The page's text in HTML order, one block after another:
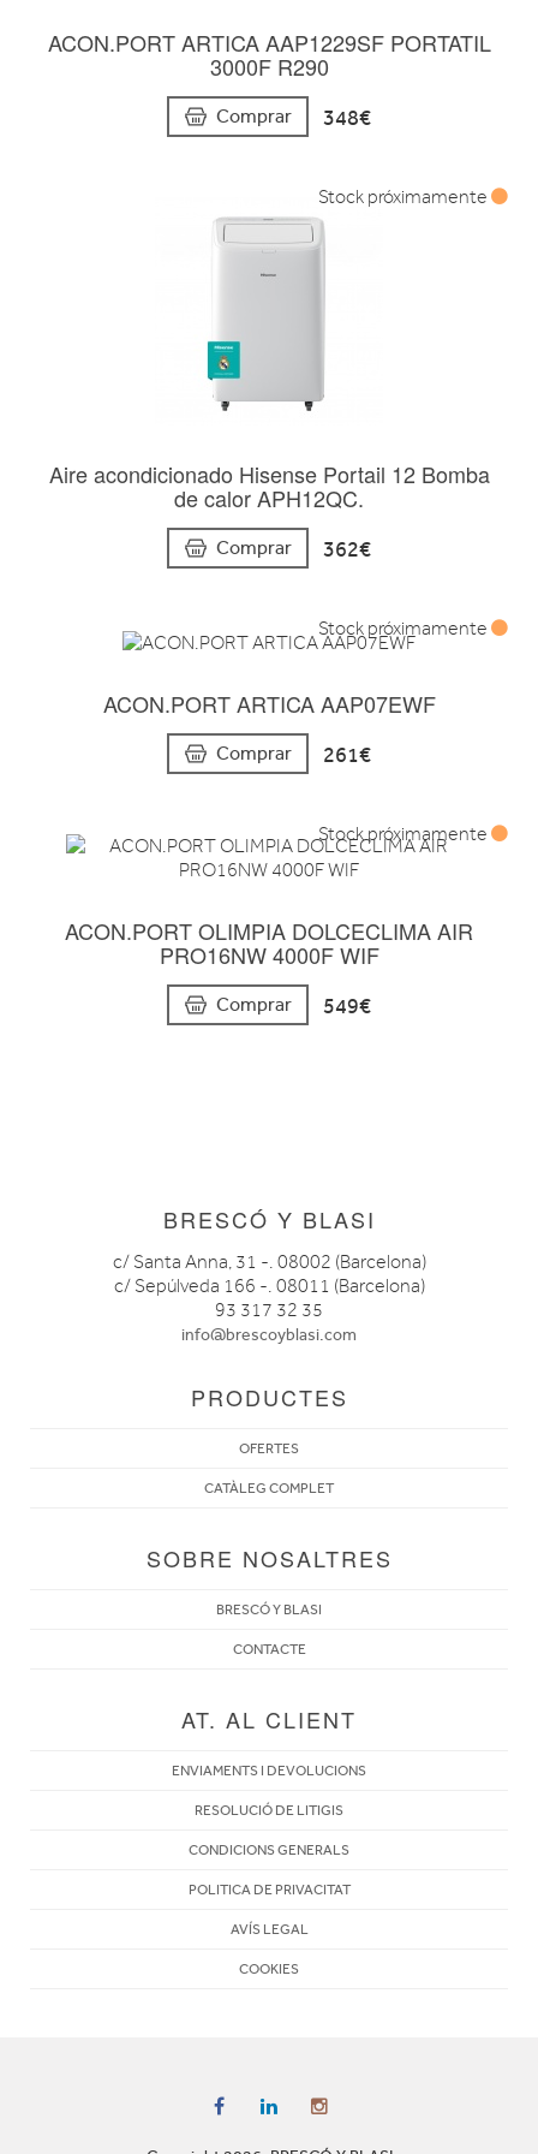
ACON.PORT ARTICA AAP1229SF PORTATIL
3000F R290
Comprar 348€
Aire acondicionado Hisense Portail 12 Bomba
de calor APH12QC.
Comprar 362€
Stock próximamente
ACON.PORT ARTICA AAP07EWF
Comprar 261€
Stock próximamente
ACON.PORT OLIMPIA DOLCECLIMA AIR
PRO16NW 4000F WIF
Comprar 549€
Stock próximamente
BRESCÓ Y BLASI
c/ Santa Anna, 31 -. 08002 (Barcelona)
c/ Sepúlveda 166 -. 08011 (Barcelona)
93 317 32 35
info@brescoyblasi.com
PRODUCTES
OFERTES
CATÀLEG COMPLET
SOBRE NOSALTRES
BRESCÓ Y BLASI
CONTACTE
AT. AL CLIENT
ENVIAMENTS I DEVOLUCIONS
RESOLUCIÓ DE LITIGIS
CONDICIONS GENERALS
POLITICA DE PRIVACITAT
AVÍS LEGAL
COOKIES